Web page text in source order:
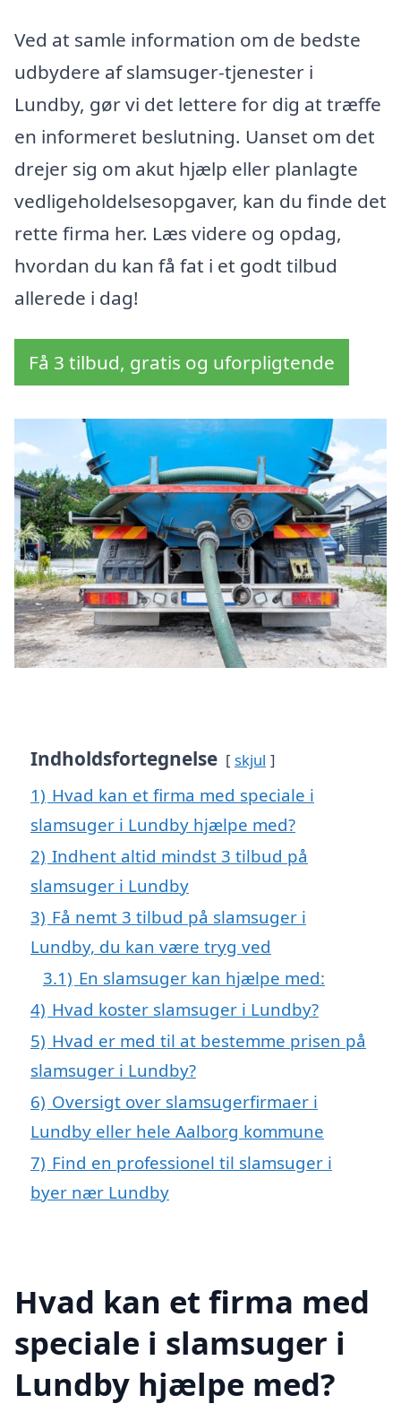
Ved at samle information om de bedste
udbydere af slamsuger-tjenester i
Lundby, gør vi det lettere for dig at træffe
en informeret beslutning. Uanset om det
drejer sig om akut hjælp eller planlagte
vedligeholdelsesopgaver, kan du finde det
rette firma her. Læs videre og opdag,
hvordan du kan få fat i et godt tilbud
allerede i dag!
Få 3 tilbud, gratis og uforpligtende
Indholdsfortegnelse skjul
1) Hvad kan et firma med speciale i
slamsuger i Lundby hjælpe med?
2) Indhent altid mindst 3 tilbud på
slamsuger i Lundby
3) Få nemt 3 tilbud på slamsuger i
Lundby, du kan være tryg ved
3.1) En slamsuger kan hjælpe med:
4) Hvad koster slamsuger i Lundby?
5) Hvad er med til at bestemme prisen på
slamsuger i Lundby?
6) Oversigt over slamsugerfirmaer i
Lundby eller hele Aalborg kommune
7) Find en professionel til slamsuger i
byer nær Lundby
Hvad kan et firma med
speciale i slamsuger i
Lundby hjælpe med?